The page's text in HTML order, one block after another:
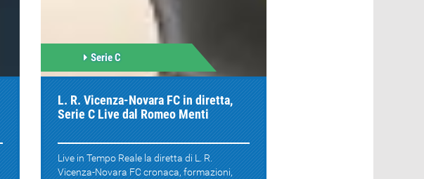
Serie C
L. R. Vicenza-Novara FC in diretta,
Serie C Live dal Romeo Menti
Live in Tempo Reale la diretta di L. R.
Vicenza-Novara FC cronaca, formazioni,